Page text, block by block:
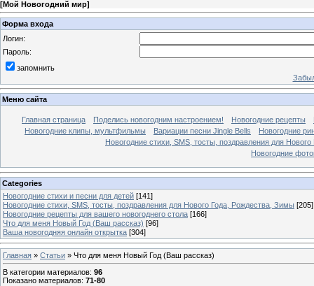
[Мой Новогодний мир]
Форма входа
Логин:
Пароль:
запомнить
Меню сайта
Главная страница Поделись новогодним настроением! Новогодние рецепты
Новогодние клипы, мультфильмы
Вариации песни Jingle Bells
Новогодние
Новогодние стихи, SMS, тосты, поздравления для
Новогодние
Categories
Новогодние стихи и песни для детей [141]
Новогодние стихи, SMS, тосты, поздравления для Нового Года, Рождества, Зимы [205]
Новогодние рецепты для вашего новогоднего стола [166]
Что для меня Новый Год (Ваш рассказ) [96]
Ваша новогодняя онлайн открытка [304]
Главная » Статьи » Что для меня Новый Год (Ваш рассказ)
В категории материалов: 96
Показано материалов: 71-80